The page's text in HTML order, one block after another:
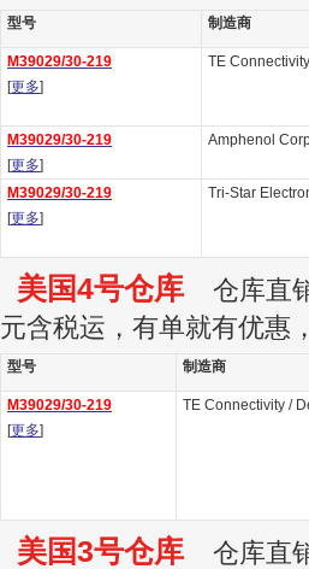
型号 制造商
M39029/30-219
[更多]
TE
M39029/30-219
[更多]
Amphenol
M39029/30-219
[更多]
Tri-Star
美国4号仓库 仓库直
元含税运，有单就有优惠
型号 制造商
M39029/30-219
[更多]
TE Connectivity /
美国3号仓库 仓库直